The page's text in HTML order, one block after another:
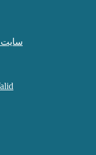
پارامترهای پیشنهادی برای بهینه سازی سئو SEO سایت